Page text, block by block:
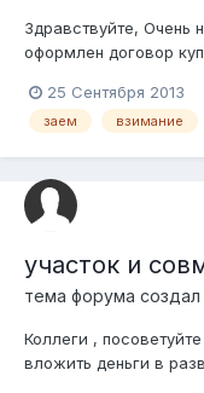
Здравствуйте, Очень
оформлен договор
квартиры. Сделка о
собственностью,
25 Сентября 2013
заем взимание
участок и
тема форума создал
Коллеги ,
вложить деньги в